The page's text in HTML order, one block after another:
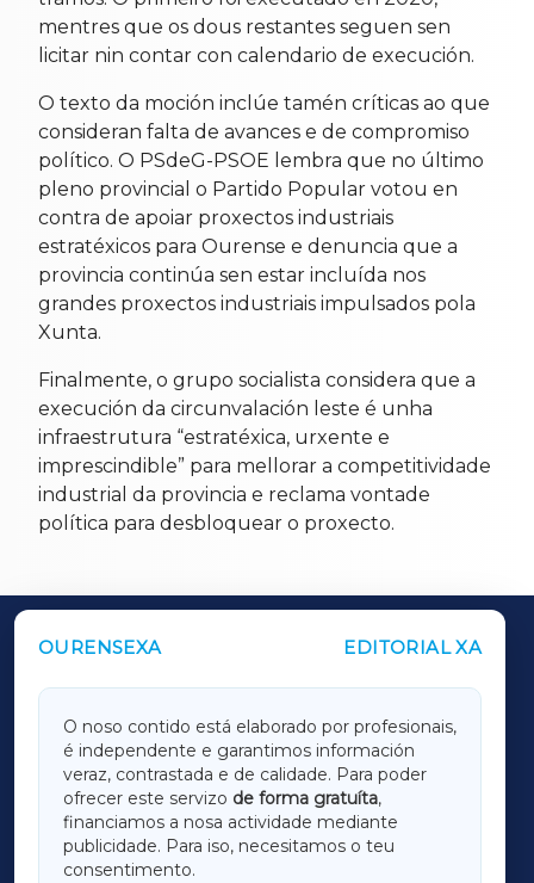
mentres que os dous restantes seguen sen
licitar nin contar con calendario de execución.
O texto da moción inclúe tamén críticas ao que
consideran falta de avances e de compromiso
político. O PSdeG-PSOE lembra que no último
pleno provincial o Partido Popular votou en
contra de apoiar proxectos industriais
estratéxicos para Ourense e denuncia que a
provincia continúa sen estar incluída nos
grandes proxectos industriais impulsados pola
Xunta.
Finalmente, o grupo socialista considera que a
execución da circunvalación leste é unha
infraestrutura “estratéxica, urxente e
imprescindible” para mellorar a competitividade
industrial da provincia e reclama vontade
política para desbloquear o proxecto.
OURENSEXA EDITORIAL XA
O noso contido está elaborado por profesionais,
é independente e garantimos información
veraz, contrastada e de calidade. Para poder
ofrecer este servizo de forma gratuíta,
financiamos a nosa actividade mediante
publicidade. Para iso, necesitamos o teu
consentimento.
OUTROS PERIÓDICOS
LUGOXA
TERRACHAXA